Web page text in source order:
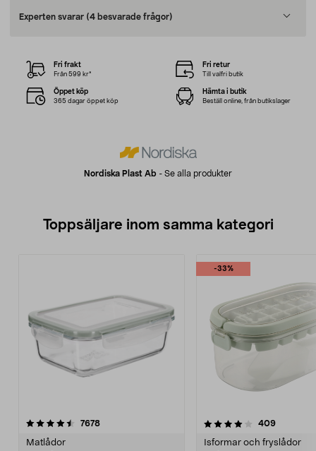
Experten svarar (4 besvarade frågor)
Nordiska Plast Ab - Se alla produkter
Fri frakt
Från 599 kr*
Fri retur
Till valfri butik
Öppet köp
365 dagar öppet köp
Hämta i butik
Beställ online, från butikslager
Toppsäljare inom samma kategori
7678recensioner
Matlådor
-33%
4.0 av 5 stjärnor 409
Isformar och fryslådor
4.5 av 5 stjärnor